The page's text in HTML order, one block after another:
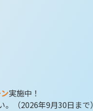
実施中！
（2026年9月30日まで）